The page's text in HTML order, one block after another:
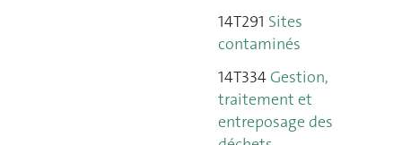
14T291 Sites
contaminés
14T334 Gestion,
traitement et
entreposage des